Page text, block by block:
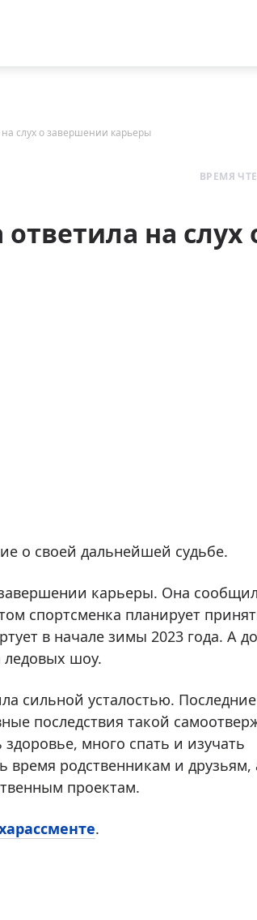
слух о завершении карьеры
ВРЕМЯ
на слух
о своей дальнейшей судьбе.
карьеры. Она
спортсменка планирует
в начале зимы 2023 года. А
ледовых шоу.
сильной усталостью. Последние
последствия такой
много спать и изучать
время родственникам и друзьям,
проектам.
.